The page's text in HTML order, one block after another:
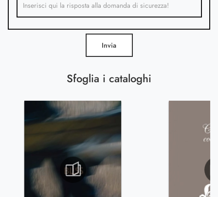
Sfoglia i cataloghi
Invia